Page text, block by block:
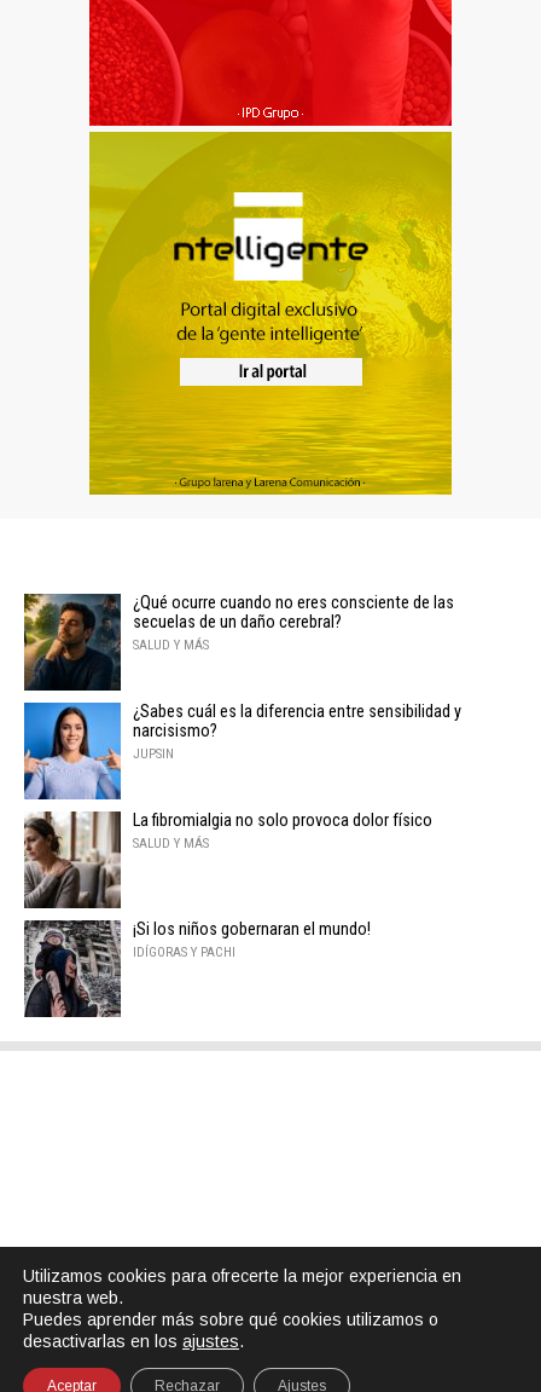
¿Qué ocurre cuando no eres consciente de las
secuelas de un daño cerebral?
SALUD Y MÁS
¿Sabes cuál es la diferencia entre sensibilidad y
narcisismo?
JUPSIN
La fibromialgia no solo provoca dolor físico
SALUD Y MÁS
¡Si los niños gobernaran el mundo!
IDÍGORAS Y PACHI
Utilizamos cookies para ofrecerte la mejor experiencia en
nuestra web.
Puedes aprender más sobre qué cookies utilizamos o
desactivarlas en los ajustes.
Aceptar Rechazar Ajustes